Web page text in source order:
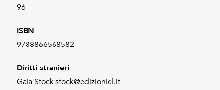
96
ISBN
9788866568582
Diritti stranieri
Gaia Stock stock@edizioniel.it